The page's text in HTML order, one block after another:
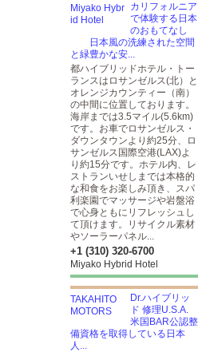
カリフォルニア
で体験する日本
のおもてなし
日本風の洗練された空間
と緑豊かな安...
都ハイブリッドホテル・トー
ランスはロサンゼルス(北）と
オレンジカウンティー（南）
の中間に位置しております。
海岸までは3.5マイル(5.6km)
です。お車でロサンゼルス・
ダウンタウンより約25分、ロ
サンゼルス国際空港(LAX)よ
り約15分です。ホテル内、レ
ストランいせしまでは本格的
な和食をお楽しみ頂き、スパ
利楽園でマッサージや岩盤浴
で心身ともにリフレッシュし
て頂けます。リサイクル素材
やソーラーパネル...
+1 (310) 320-6700
Miyako Hybrid Hotel
Dr.ハイブリッ
ド 修理U.S.A.
米国BAR公認整
備資格を取得している日本
人...